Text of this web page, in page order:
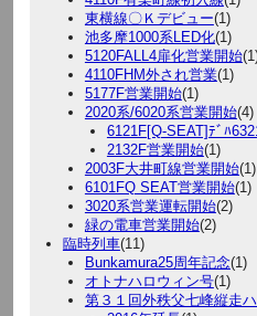
東横線〇Ｋデビュー(1)
池多摩1000系LED化(1)
5120FALL4扉化営業開始
4110FHM外され営業(1)
5177F営業開始(1)
2020系/6020系営業開始(4)
6121F[Q-SEAT]ﾃﾞﾊ
2132F営業開始(1)
2003F大井町線営業開始(1)
6101FQ SEAT営業開始(1)
3020系営業運転開始(2)
緑の電車営業開始(2)
臨時列車(11)
Bunkamura25周年記念(1)
オトナハロウィン号(1)
第３１回外秩父七峰縦走